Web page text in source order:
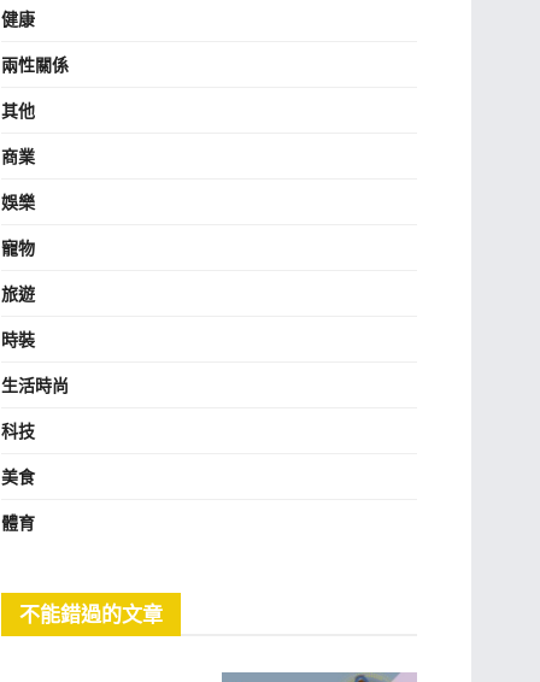
健康
兩性關係
其他
商業
娛樂
寵物
旅遊
時裝
生活時尚
科技
美食
體育
不能錯過的文章